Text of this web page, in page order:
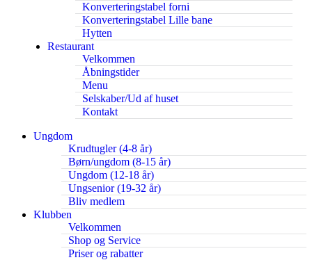
Konverteringstabel forni
Konverteringstabel Lille bane
Hytten
Restaurant
Velkommen
Åbningstider
Menu
Selskaber/Ud af huset
Kontakt
Ungdom
Krudtugler (4-8 år)
Børn/ungdom (8-15 år)
Ungdom (12-18 år)
Ungsenior (19-32 år)
Bliv medlem
Klubben
Velkommen
Shop og Service
Priser og rabatter